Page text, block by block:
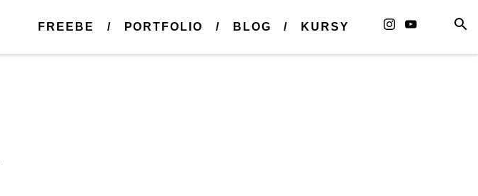
FREEBE PORTFOLIO BLOG KURSY